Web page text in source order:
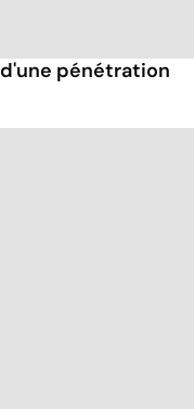
pénétration